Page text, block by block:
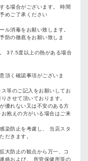
る場合がございます。 時間
めご了承ください
ル消毒をお願い致します。
防の徹底をお願い致しま
37.5度以上の熱がある場合
頂く確認事項がございま
等のご記入をお願いしてお
させて頂いております。
優れない又は不安のある方
抱えの方がいる場合はご来
染防止を考慮し、 当店スタ
だきます。
大防止の観点から万一、コ
絡および、 所管保健所等の